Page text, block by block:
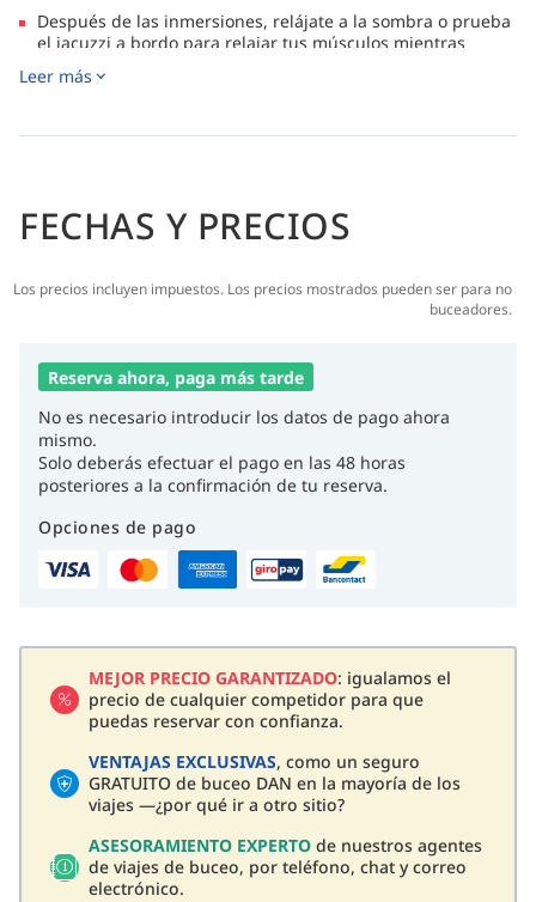
Después de las inmersiones, relájate a la sombra o prueba
el jacuzzi a bordo para relajar tus músculos mientras
Leer más
FECHAS Y PRECIOS
Los precios incluyen impuestos. Los precios mostrados pueden ser para no
buceadores.
Reserva ahora, paga más tarde
No es necesario introducir los datos de pago ahora
mismo.
Solo deberás efectuar el pago en las 48 horas
posteriores a la confirmación de tu reserva.
Opciones de pago
MEJOR PRECIO GARANTIZADO: igualamos el
precio de cualquier competidor para que
puedas reservar con confianza.
VENTAJAS EXCLUSIVAS, como un seguro
GRATUITO de buceo DAN en la mayoría de los
viajes —¿por qué ir a otro sitio?
ASESORAMIENTO EXPERTO de nuestros agentes
de viajes de buceo, por teléfono, chat y correo
electrónico.